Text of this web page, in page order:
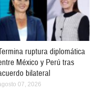
ruptura diplomática
México y Perú tras
bilateral
07, 2026